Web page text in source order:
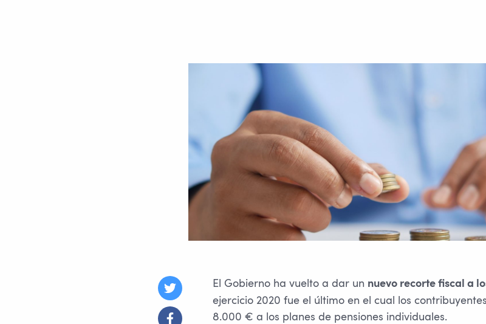
El Gobierno ha vuelto a dar un nuevo recorte fiscal a
ejercicio 2020 fue el último en el cual los
8.000 € a los planes de pensiones individuales.